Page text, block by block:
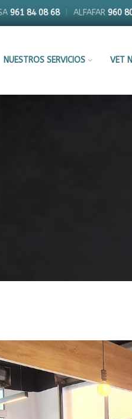
961 84 08 68 ALFAFAR 960
NUESTROS SERVICIOS VET